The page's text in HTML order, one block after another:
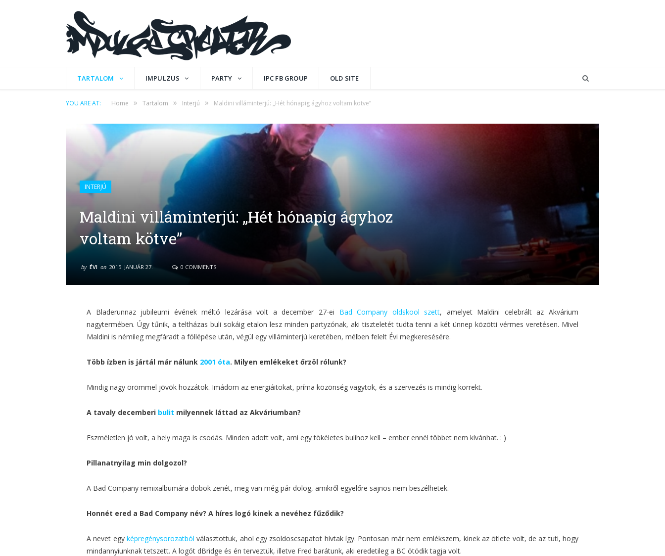
TARTALOM IMPULZUS PARTY IPC FB GROUP OLD SITE
YOU ARE AT: Home » Tartalom » Interjú » Maldini villáminterjú: „Hét hónapig ágyhoz voltam kötve”
INTERJÚ
Maldini villáminterjú: „Hét hónapig ágyhoz
voltam kötve”
by ÉVI on 2015. JANUÁR 27. 0 COMMENTS
A Bladerunnaz jubileumi évének méltó lezárása volt a december 27-ei Bad Company oldskool szett, amelyet Maldini celebrált az Akvárium
nagytermében. Úgy tűnik, a teltházas buli sokáig etalon lesz minden partyzónak, aki tiszteletét tudta tenni a két ünnep közötti vérmes veretésen. Mivel
Maldini is némileg megfáradt a föllépése után, végül egy villáminterjú keretében, mélben felelt Évi megkeresésére.
Több ízben is jártál már nálunk 2001 óta. Milyen emlékeket őrzöl rólunk?
Mindig nagy örömmel jövök hozzátok. Imádom az energiáitokat, príma közönség vagytok, és a szervezés is mindig korrekt.
A tavaly decemberi bulit milyennek láttad az Akváriumban?
Eszméletlen jó volt, a hely maga is csodás. Minden adott volt, ami egy tökéletes bulihoz kell – ember ennél többet nem kívánhat. : )
Pillanatnyilag min dolgozol?
A Bad Company remixalbumára dobok zenét, meg van még pár dolog, amikről egyelőre sajnos nem beszélhetek.
Honnét ered a Bad Company név? A híres logó kinek a nevéhez fűződik?
A nevet egyképregénysorozatból választottuk, ahol egy zsoldoscsapatot hívtak így. Pontosan már nem emlékszem, kinek az ötlete volt, de az tuti, hogy
mindannyiunknak tetszett. A logót dBridge és én terveztük, illetve Fred barátunk, aki eredetileg a BC ötödik tagja volt.